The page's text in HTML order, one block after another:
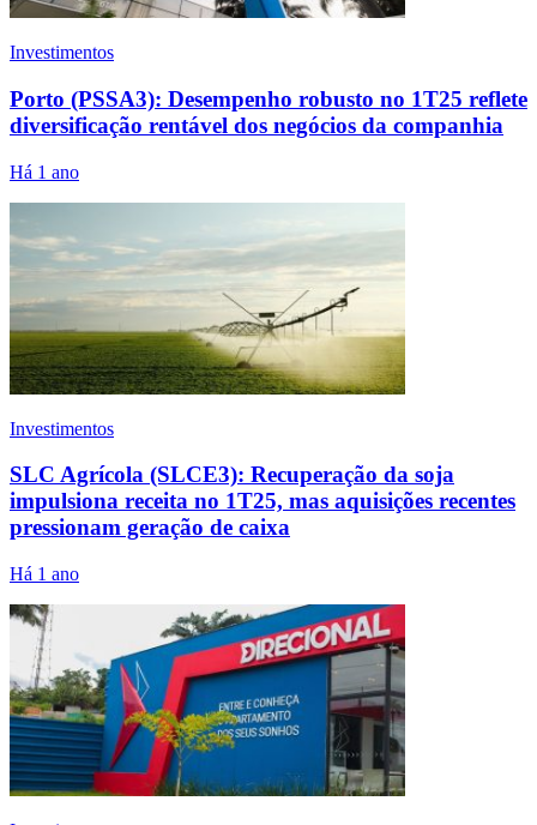
Investimentos
Porto (PSSA3): Desempenho robusto no 1T25 reflete
diversificação rentável dos negócios da companhia
Há 1 ano
Investimentos
SLC Agrícola (SLCE3): Recuperação da soja
impulsiona receita no 1T25, mas aquisições recentes
pressionam geração de caixa
Há 1 ano